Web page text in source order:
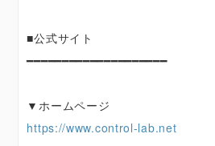
■公式サイト
━━━━━━━━━━━━━━━━━━━━
▼ホームページ
https://www.control-lab.net